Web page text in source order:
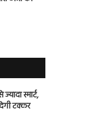
स्मार्ट,
टक्कर